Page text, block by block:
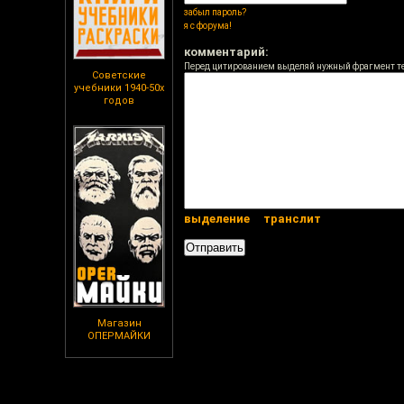
Советские
учебники 1940-50х
годов
Магазин
ОПЕРМАЙКИ
забыл пароль?
я с форума!
комментарий:
Перед цитированием выделяй нужный фрагмент
выделение транслит